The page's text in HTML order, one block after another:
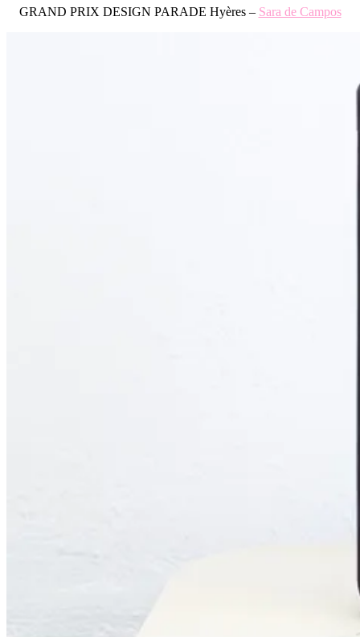
GRAND PRIX DESIGN PARADE Hyères – Sara de Campos